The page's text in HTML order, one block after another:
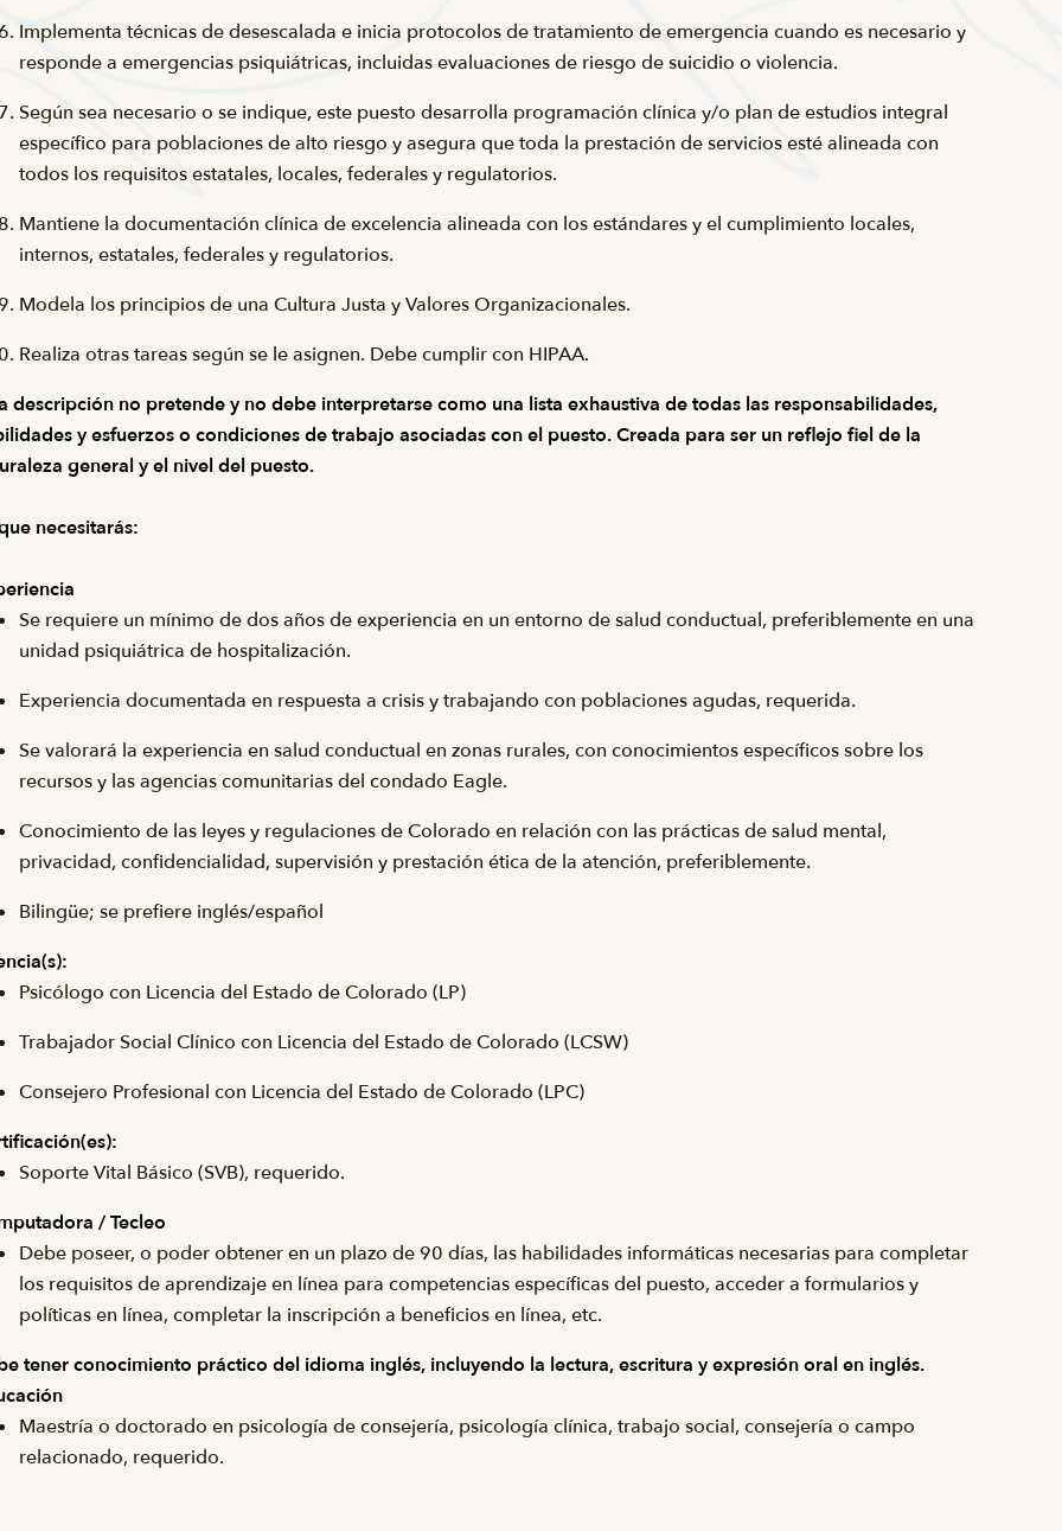
Implementa técnicas de desescalada e inicia protocolos de tratamiento de emergencia cuando es necesario y
responde a emergencias psiquiátricas, incluidas evaluaciones de riesgo de suicidio o violencia.
Según sea necesario o se indique, este puesto desarrolla programación clínica y/o plan de estudios integral
específico para poblaciones de alto riesgo y asegura que toda la prestación de servicios esté alineada con
todos los requisitos estatales, locales, federales y regulatorios.
Mantiene la documentación clínica de excelencia alineada con los estándares y el cumplimiento locales,
internos, estatales, federales y regulatorios.
Modela los principios de una Cultura Justa y Valores Organizacionales.
Realiza otras tareas según se le asignen. Debe cumplir con HIPAA.
descripción no pretende y no debe interpretarse como una lista exhaustiva de todas las responsabilidades,
y esfuerzos o condiciones de trabajo asociadas con el puesto. Creada para ser un reflejo fiel de la
general y el nivel del puesto.
necesitarás:
Se requiere un mínimo de dos años de experiencia en un entorno de salud conductual, preferiblemente en una
unidad psiquiátrica de hospitalización.
Experiencia documentada en respuesta a crisis y trabajando con poblaciones agudas, requerida.
Se valorará la experiencia en salud conductual en zonas rurales, con conocimientos específicos sobre los
recursos y las agencias comunitarias del condado Eagle.
Conocimiento de las leyes y regulaciones de Colorado en relación con las prácticas de salud mental,
privacidad, confidencialidad, supervisión y prestación ética de la atención, preferiblemente.
Bilingüe; se prefiere inglés/español
Psicólogo con Licencia del Estado de Colorado (LP)
Trabajador Social Clínico con Licencia del Estado de Colorado (LCSW)
Consejero Profesional con Licencia del Estado de Colorado (LPC)
Soporte Vital Básico (SVB), requerido.
/ Tecleo
Debe poseer, o poder obtener en un plazo de 90 días, las habilidades informáticas necesarias para completar
los requisitos de aprendizaje en línea para competencias específicas del puesto, acceder a formularios y
políticas en línea, completar la inscripción a beneficios en línea, etc.
tener conocimiento práctico del idioma inglés, incluyendo la lectura, escritura y expresión oral en inglés.
Maestría o doctorado en psicología de consejería, psicología clínica, trabajo social, consejería o campo
relacionado, requerido.